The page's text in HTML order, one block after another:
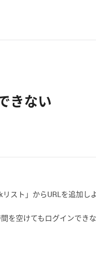
きない
スト」からURLを追加
を空けてもログインできな